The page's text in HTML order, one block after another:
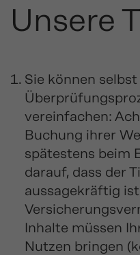
Unsere
Sie können
vereinfachen:
Buchung ihrer
spätestens beim
darauf, dass der
aussagekräftig
Inhalte müssen
Nutzen bringen